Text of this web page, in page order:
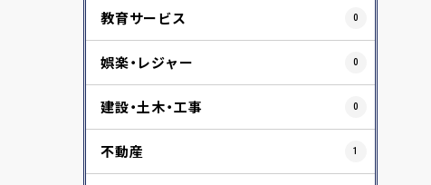
教育サービス 0
娯楽・レジャー 0
建設・土木・工事 0
不動産 1